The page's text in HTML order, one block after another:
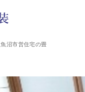
魚沼市営住宅の畳